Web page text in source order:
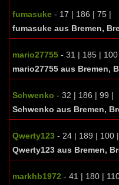
fumasuke - 17 | 186 | 75 |
fumasuke aus Bremen,
mario27755 - 31 | 185 | 100
mario27755 aus Bremen,
Schwenko - 32 | 186 | 99 |
Schwenko aus Bremen,
Qwerty123 - 24 | 189 | 100 |
Qwerty123 aus Bremen,
markhb1972 - 41 | 180 |